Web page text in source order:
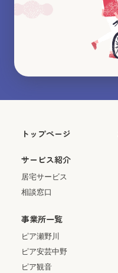
トップページ
サービス紹介
居宅サービス
相談窓口
事業所一覧
ピア瀬野川
ピア安芸中野
ピア観音